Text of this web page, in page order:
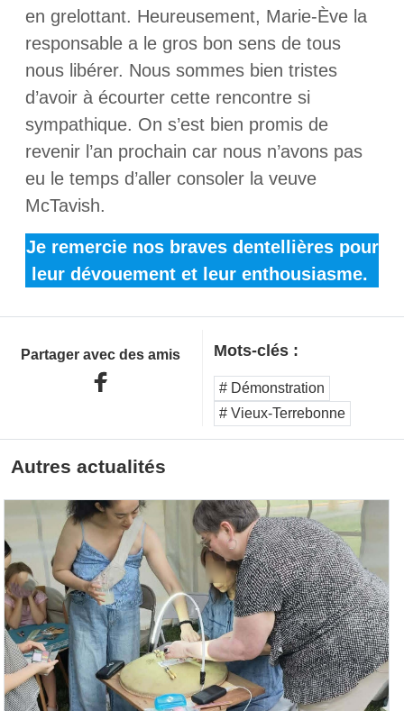
en grelottant. Heureusement, Marie-Ève la
responsable a le gros bon sens de tous
nous libérer. Nous sommes bien tristes
d’avoir à écourter cette rencontre si
sympathique. On s’est bien promis de
revenir l’an prochain car nous n’avons pas
eu le temps d’aller consoler la veuve
McTavish.
Je remercie nos braves dentellières pour
leur dévouement et leur enthousiasme.
Partager avec des amis Mots-clés :
# Démonstration
# Vieux-Terrebonne
Autres actualités